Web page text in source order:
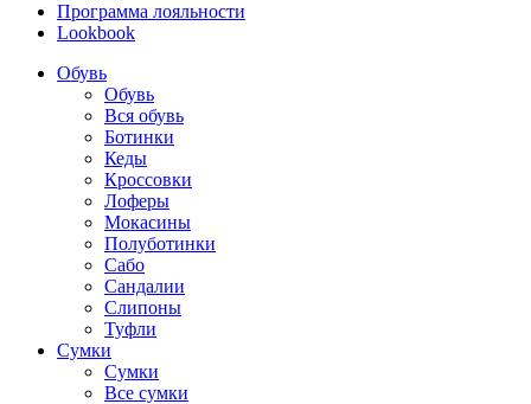
Программа лояльности
Lookbook
Обувь
Обувь
Вся обувь
Ботинки
Кеды
Кроссовки
Лоферы
Мокасины
Полуботинки
Сабо
Сандалии
Слипоны
Туфли
Сумки
Сумки
Все сумки